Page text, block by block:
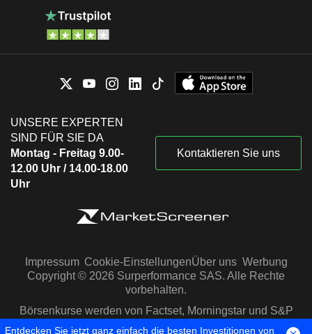
UNSERE EXPERTEN
SIND FÜR SIE DA
Montag - Freitag 9.00-
12.00 Uhr / 14.00-18.00
Uhr
Kontaktieren Sie uns
Impressum Cookie-EinstellungenÜber uns Werbung
Copyright © 2026 Surperformance SAS. Alle Rechte
vorbehalten.
Börsenkurse werden von Factset, Morningstar und S&P
Capital IQ zur Verfügung gestellt
Entdecken Sie jetzt ganz einfach die besten Investitionen von